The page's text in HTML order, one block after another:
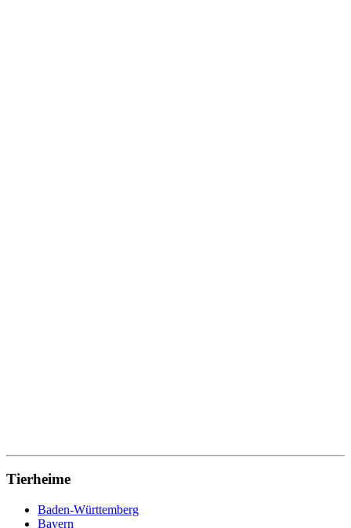
Tierheime
Baden-Württemberg
Bayern